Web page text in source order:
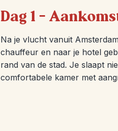
Dag 1 –
Na je vlucht vanuit
chauffeur en naar je hotel
rand van de stad. Je slaapt
comfortabele kamer met